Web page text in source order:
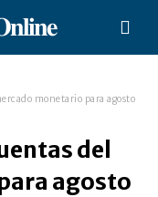
monetario para agosto
del
agosto